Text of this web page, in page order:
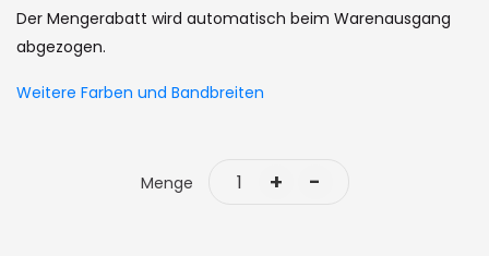
Der Mengerabatt wird automatisch beim Warenausgang
abgezogen.
Weitere Farben und Bandbreiten
Menge -
+